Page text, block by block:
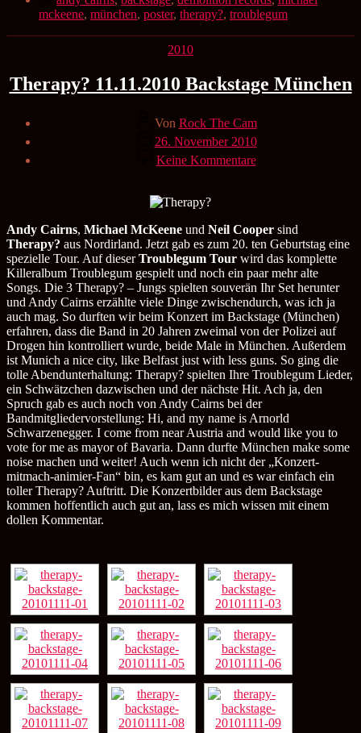
mckeene, münchen, poster, therapy?, troublegum
Kategorien
2010
Therapy? 11.11.2010 Backstage München
Beitragsautor
Von Rock The Cam
Veröffentlichungsdatum
26. November 2010
Keine Kommentarezu
Therapy?
Andy Cairns, Michael McKeene und Neil Cooper sind
Therapy? aus Nordirland. Jetzt gab es zum 20. ten Geburtstag eine
spezielle Tour. Auf dieserTroublegum Tour wird das komplette
Killeralbum Troublegum gespielt und noch ein paar mehr alte
Songs. Die 3 Therapy? – Jungs spielten souverän Ihr Set herunter
und Andy Cairns erzählte viele Dinge zwischendurch, was ich ja
auch mag. So durften wir beim Konzert im Backstage (München)
erfahren, dass die Band in 20 Jahren zweimal von der Polizei auf
Drogen hin kontrolliert wurde, beide Male in München. Außerdem
ist Munich a nice city, like Belfast just with less guns. So ging die
tolle Abendunterhaltung: Therapy? spielten Ihre Troublegum Lieder,
ein Schwätzchen dazwischen und der nächste Hit. Ach ja, den
Spruch gab es auch noch von Andy Cairns bei der
Bandmitgliedervorstellung: Hi, and my name is Arnorld
Schwarzenegger. I come from near Austria and would like you to
vote for me as mayor of Bavaria. Dann durfte München make some
noise machen und weiter! Auch wenn ich nicht der „Konzert-
mitmach-animier-Fan“ bin, es kam gut an und es war einfach ein
toller Therapy? Auftritt. Die Konzertbilder aus dem Backstage
kommen hoffentlich auch gut an, lass es mich wissen mit einem
dollen Kommentar.